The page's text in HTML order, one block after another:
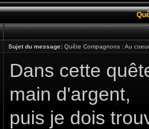
Sujet du message: Quête Compagnons : Au
Dans cette
main d'argent,
puis je dois